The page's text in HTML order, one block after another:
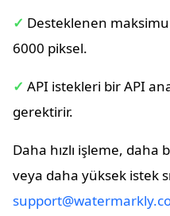
✓ Desteklenen
6000 piksel.
✓ API istekleri bir API
gerektirir.
Daha hızlı işleme,
veya daha yüksek istek